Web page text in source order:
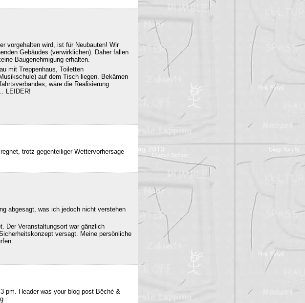
vorgehalten wird, ist für Neubauten! Wir
Gebäudes (verwirklichen). Daher fallen
Baugenehmigung erhalten.
mit Treppenhaus, Toiletten
auf dem Tisch liegen. Bekämen
wäre die Realisierung
LEIDER!
trotz gegenteiliger Wettervorhersage
abgesagt, was ich jedoch nicht verstehen
Der Veranstaltungsort war gänzlich
versagt. Meine persönliche
pm. Header was your blog post Bêché &